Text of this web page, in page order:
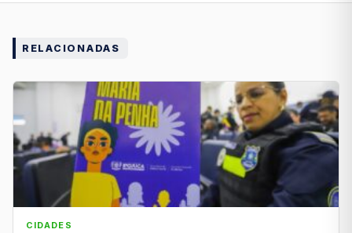
RELACIONADAS
CIDADES